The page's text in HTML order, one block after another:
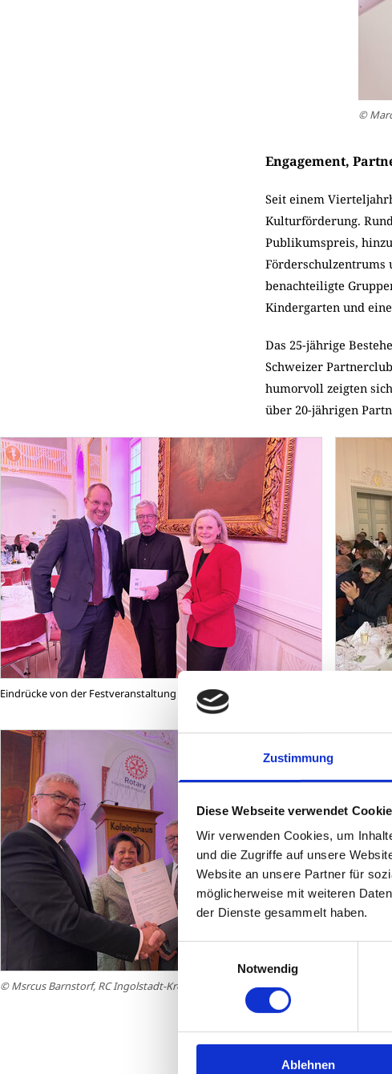
Zustimmung
Diese Webseite verwendet
Wir verwenden Cookies, um
und die Zugriffe auf unsere
Website an unsere Partner für
möglicherweise mit weiteren
der Dienste gesammelt haben.
Einwilligungsauswahl
Notwendig
Ablehnen
©
Engagement,
Seit einem
Kulturförderung.
Publikumspreis,
Förderschulzentrums
benachteiligte
Kindergarten und
Das 25-jährige
Schweizer
humorvoll zeigten
über 20-jährigen
Eindrücke von der Festveranstaltung
© Msrcus Barnstorf, RC Ingolstadt-Kreuztor (alle Fotos)
In Grußworten von